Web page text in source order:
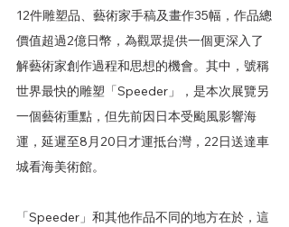
12件雕塑品、藝術家手稿及畫作35幅，作品總
價值超過2億日幣，為觀眾提供一個更深入了
解藝術家創作過程和思想的機會。其中，號稱
世界最快的雕塑「Speeder」，是本次展覽另
一個藝術重點，但先前因日本受颱風影響海
運，延遲至8月20日才運抵台灣，22日送達車
城看海美術館。
「Speeder」和其他作品不同的地方在於，這